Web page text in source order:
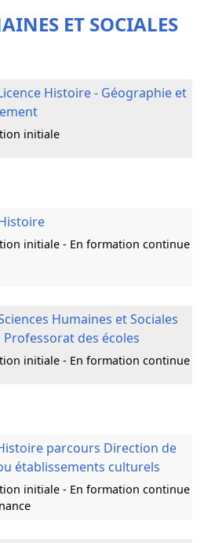
ET SOCIALES
Histoire - Géographie et
initiale
initiale - En formation continue
Humaines et Sociales
des écoles
initiale - En formation continue
parcours Direction de
établissements culturels
initiale - En formation continue